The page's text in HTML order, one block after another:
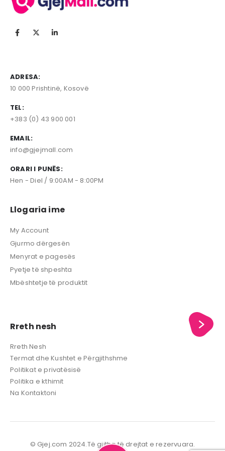
ADRESA:
10 000 Prishtinë, Kosovë
TEL:
+383 (0) 43 900 001
EMAIL:
info@gjejmall.com
ORARI I PUNËS:
Hen - Diel / 9:00AM - 8:00PM
Llogaria ime
My Account
Gjurmo dërgesën
Menyrat e pagesës
Pyetje të shpeshta
Mbështetje të produktit
Rreth nesh
Rreth Nesh
Termat dhe Kushtet e Përgjithshme
Politikat e privatësisë
Politika e kthimit
Na Kontaktoni
© Gjej.com 2024.Të gjitha të drejtat e rezervuara.